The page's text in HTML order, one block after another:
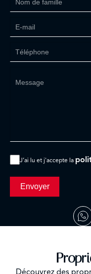
J’ai lu et j'accepte la
Envoyer
Découvrez des